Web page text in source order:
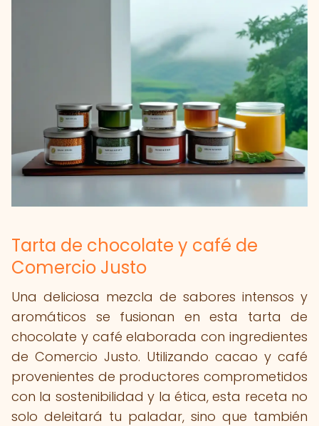
Tarta de chocolate y café de
Comercio Justo
Una deliciosa mezcla de sabores intensos y
aromáticos se fusionan en esta tarta de
chocolate y café elaborada con ingredientes
de Comercio Justo. Utilizando cacao y café
provenientes de productores comprometidos
con la sostenibilidad y la ética, esta receta no
solo deleitará tu paladar, sino que también